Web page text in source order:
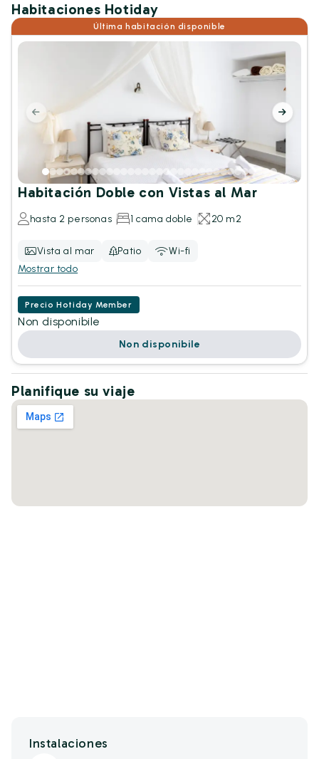
Habitaciones Hotiday
Última habitación disponible
Habitación Doble con Vistas al Mar
hasta 2 personas 1 cama doble 20 m2
Vista al mar Patio
Wi-fi
Mostrar todo
Precio Hotiday Member
Non disponibile
Non disponibile
Planifique su viaje
Instalaciones